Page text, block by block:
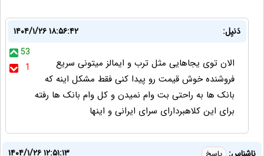
دَنیِل:
۱۴۰۴/۱/۲۶ ۱۸:۵۶:۴۲
53
1
الان توی یجاهایی مثل ترب و ایمالز میتونی سریع
فروشنده خوش قیمت رو پیدا کنی فقط مشکل اینه که
بانک ها به راحتی بت وام نمیدن و کل وام بانک ها رفته
برای این کلاهبردارای سرای ایرانی و اینها
۱۴۰۴/۱/۲۶ ۱۲:۵۱:۱۳